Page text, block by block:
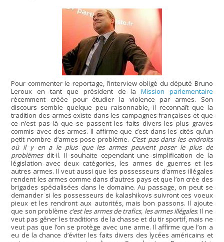
Pour commenter le reportage, l’interview obligé du député Bruno
Leroux en tant que président de la Mission parlementaire
récemment créée pour étudier la violence par armes. Son
discours semble quelque peu raisonnable, il reconnaît que la
tradition des armes existe dans les campagnes françaises et que
ce n’est pas là que se passent les faits divers les plus graves
commis avec des armes. Il affirme que c’est dans les cités qu’un
petit nombre d’armes pose problème. C’est pas dans les endroits
où il y en a le plus que les armes peuvent poser le plus de
problèmesdit-il. Il souhaite cependant une simplification de la
législation avec deux catégories, les armes de guerres et les
autres armes. Il veut aussi que les possesseurs d’armes illégales
rendent les armes comme dans d’autres pays et que l’on crée des
brigades spécialisées dans le domaine. Au passage, on peut se
demander si les possesseurs de kalashikovs suivront ces voeux
pieux et les rendront aux autorités, mais bon passons. Il ajoute
que son problème c’est les armes de trafics, les armes illégales. Il ne
veut pas gêner les traditions de la chasse et du tir sportif, mais ne
veut pas que l’on se protège avec une arme. Il affirme que l’on a
eu de la chance d’éviter les faits divers des lycées américains et